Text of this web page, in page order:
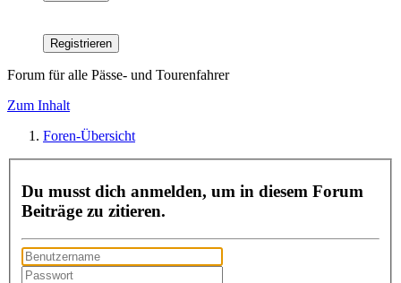
Registrieren
Forum für alle Pässe- und Tourenfahrer
Zum Inhalt
Foren-Übersicht
Du musst dich anmelden, um in diesem Forum
Beiträge zu zitieren.